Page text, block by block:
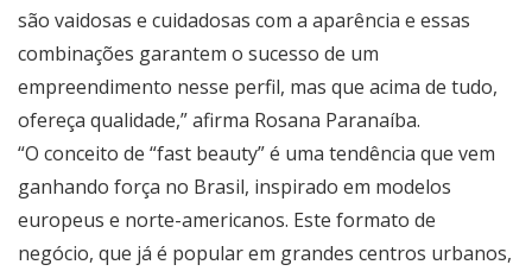
são vaidosas e cuidadosas com a aparência e essas
combinações garantem o sucesso de um
empreendimento nesse perfil, mas que acima de tudo,
ofereça qualidade,” afirma Rosana Paranaíba.
“O conceito de “fast beauty” é uma tendência que vem
ganhando força no Brasil, inspirado em modelos
europeus e norte-americanos. Este formato de
negócio, que já é popular em grandes centros urbanos,